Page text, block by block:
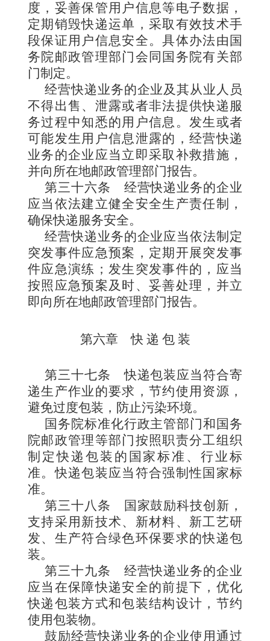
度，妥善保管用户信息等电子数据，
定期销毁快递运单，采取有效技术手
段保证用户信息安全。具体办法由国
务院邮政管理部门会同国务院有关部
门制定。
经营快递业务的企业及其从业人员
不得出售、泄露或者非法提供快递服
务过程中知悉的用户信息。发生或者
可能发生用户信息泄露的，经营快递
业务的企业应当立即采取补救措施，
并向所在地邮政管理部门报告。
第三十六条 经营快递业务的企业
应当依法建立健全安全生产责任制，
确保快递服务安全。
经营快递业务的企业应当依法制定
突发事件应急预案，定期开展突发事
件应急演练；发生突发事件的，应当
按照应急预案及时、妥善处理，并立
即向所在地邮政管理部门报告。
第六章 快 递 包 装
第三十七条快递包装应当符合寄
递生产作业的要求，节约使用资源，
避免过度包装，防止污染环境。
国务院标准化行政主管部门和国务
院邮政管理等部门按照职责分工组织
制定快递包装的国家标准、行业标
准。快递包装应当符合强制性国家标
准。
第三十八条
国家鼓励科技创新，
支持采用新技术、新材料、新工艺研
发、生产符合绿色环保要求的快递包
装。
第三十九条 经营快递业务的企业
应当在保障快递安全的前提下，优化
快递包装方式和包装结构设计，节约
使用包装物。
鼓励经营快递业务的企业使用通过